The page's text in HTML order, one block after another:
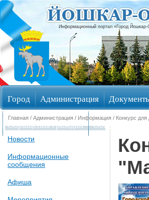
Информационный портал «Город Йошкар-
Город Администрация
Обращения граждан Общественные
Главная / Администрация / Информация / Конкурс
Новости
Информационные
сообщения
Афиша